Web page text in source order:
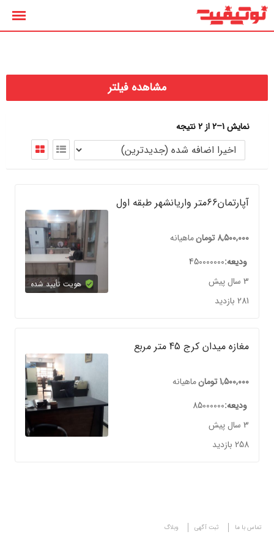
پرش
مشاهده فیلتر
نمایش 1–2 از 2 نتیجه
آپارتمان66متر واریانشهر طبقه اول
8,500,000 تومانماهیانه
ودیعه 450000000
3 سال پیش
281 بازدید
هویت تأیید شده
مغازه میدان کرج 45 متر مربع
1,500,000تومانماهیانه
ودیعه 85000000
3 سال پیش
258 بازدید
تماس با ما ثبت آگهی وبلاگ